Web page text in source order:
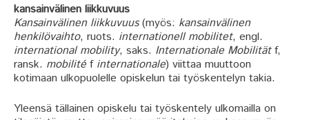
kansainvälinen liikkuvuus
Kansainvälinen liikkuvuus(myös: kansainvälinen
henkilövaihto, ruots. internationell mobilitet, engl.
international mobility, saks. Internationale Mobilitätf,
ransk. mobilité f internationale) viittaa muuttoon
kotimaan ulkopuolelle opiskelun tai työskentelyn takia.
Yleensä tällainen opiskelu tai työskentely ulkomailla on